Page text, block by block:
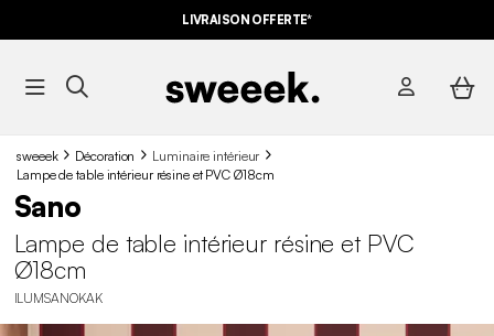
LIVRAISON OFFERTE*
sweeek Décoration
Luminaire intérieur
Lampe de table intérieur résine et PVC Ø18cm
Sano
Lampe de table intérieur résine et PVC
Ø18cm
ILUMSANOKAK